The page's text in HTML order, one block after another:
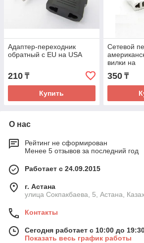
Адаптер-переходник
обратный с EU на USA
210 ₸
Купить
Сетевой
вилки на
350₸
О нас
Рейтинг не сформирован
Менее 5 отзывов за последний год
Работает с 24.09.2015
г. Астана
улица Сокпакбаева, 5, Астана,
Контакты
Сегодня работает с 10:00 до
Показать весь график работы